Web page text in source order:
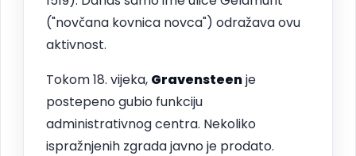
("novčana kovnica novca") odražava ovu
aktivnost.
Tokom 18. vijeka, Gravensteenje
postepeno gubio funkciju
administrativnog centra. Nekoliko
ispražnjenih zgrada javno je prodato.